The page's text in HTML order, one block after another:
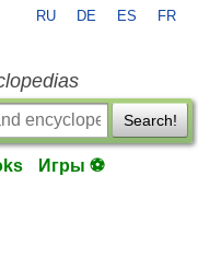
RU DE ES FR
Search!
Игры ⚽